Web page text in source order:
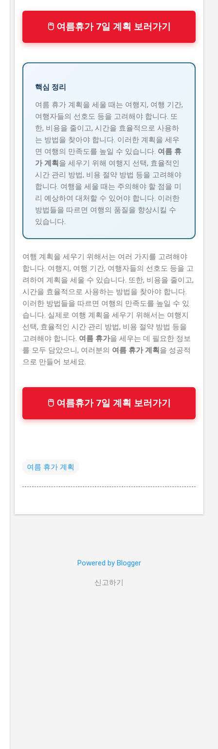
🖱 여름휴가 7일 계획 보러가기
핵심 정리
여름 휴가 계획을 세울 때는 여행지, 여행 기간,
여행자들의 선호도 등을 고려해야 합니다. 또
한, 비용을 줄이고, 시간을 효율적으로 사용하
는 방법을 찾아야 합니다. 이러한 계획을 세우
면 여행의 만족도를 높일 수 있습니다. 여름 휴
가 계획 을 세우기 위해 여행지 선택, 효율적인
시간 관리 방법, 비용 절약 방법 등을 고려해야
합니다. 여행을 세울 때는 주의해야 할 점을 미
리 예상하여 대처할 수 있어야 합니다. 이러한
방법들을 따르면 여행의 품질을 향상시킬 수
있습니다.
여행 계획을 세우기 위해서는 여러 가지를 고려해야
합니다. 여행지, 여행 기간, 여행자들의 선호도 등을 고
려하여 계획을 세울 수 있습니다. 또한, 비용을 줄이고,
시간을 효율적으로 사용하는 방법을 찾아야 합니다.
이러한 방법들을 따르면 여행의 만족도를 높일 수 있
습니다. 실제로 여행 계획을 세우기 위해서는 여행지
선택, 효율적인 시간 관리 방법, 비용 절약 방법 등을
고려해야 합니다. 여름 휴가을 세우는 데 필요한 정보
를 모두 담았으니, 여러분의 여름 휴가 계획 을 성공적
으로 만들어 보세요.
🖱 여름휴가 7일 계획 보러가기
여름 휴가 계획
Powered by Blogger
신고하기